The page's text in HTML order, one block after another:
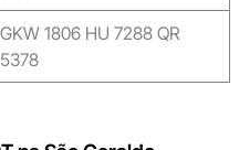
GKW 1806 HU 7288 QR
5378